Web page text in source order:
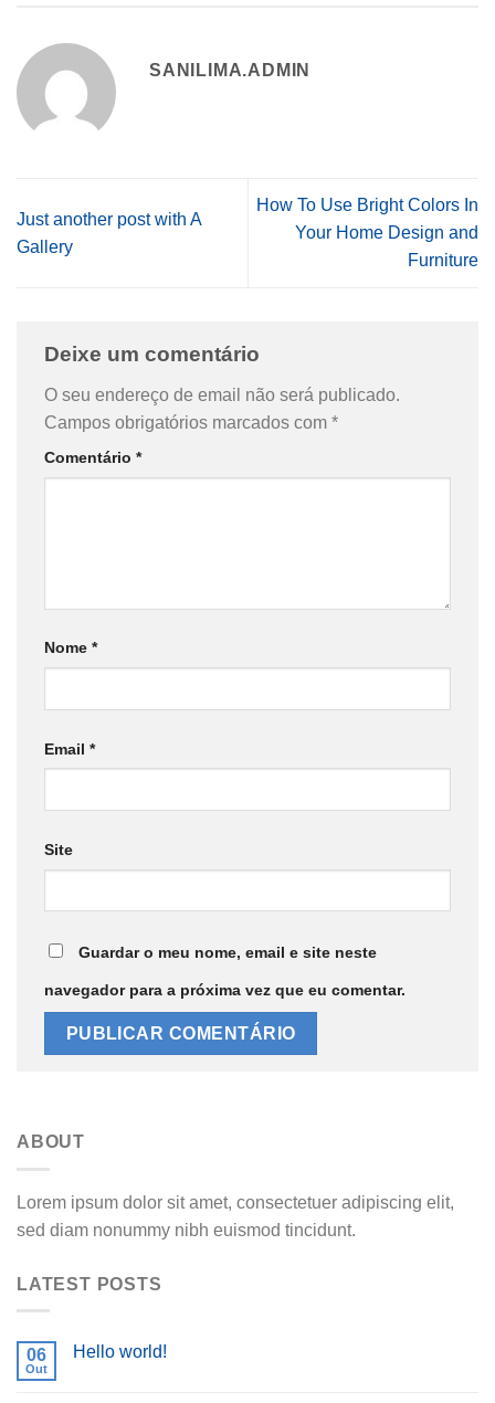
SANILIMA.ADMIN
Just another post with A
Gallery
How To Use Bright Colors In
Your Home Design and
Furniture
Deixe um comentário
O seu endereço de email não será publicado.
Campos obrigatórios marcados com *
Comentário *
Nome *
Email *
Site
Guardar o meu nome, email e site neste
navegador para a próxima vez que eu comentar.
ABOUT
Lorem ipsum dolor sit amet, consectetuer adipiscing elit,
sed diam nonummy nibh euismod tincidunt.
LATEST POSTS
06
Out
Hello world!